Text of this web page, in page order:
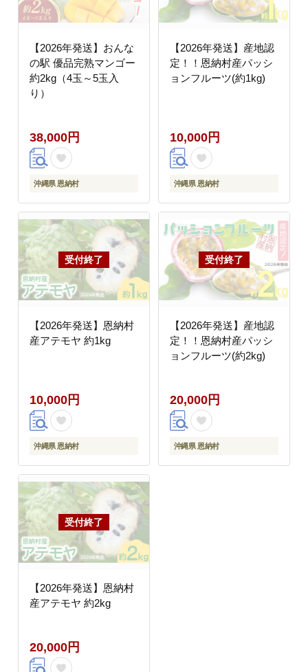
【2026年発送】おんな
の駅 優品完熟マンゴー
約2kg（4玉～5玉入
り）
38,000円
沖縄県 恩納村
【2026年発送】産地認
定！！恩納村産パッシ
ョンフルーツ(約1kg)
10,000円
沖縄県 恩納村
【2026年発送】恩納村
産アテモヤ 約1kg
10,000円
沖縄県 恩納村
【2026年発送】産地認
定！！恩納村産パッシ
ョンフルーツ(約2kg)
20,000円
沖縄県 恩納村
【2026年発送】恩納村
産アテモヤ 約2kg
20,000円